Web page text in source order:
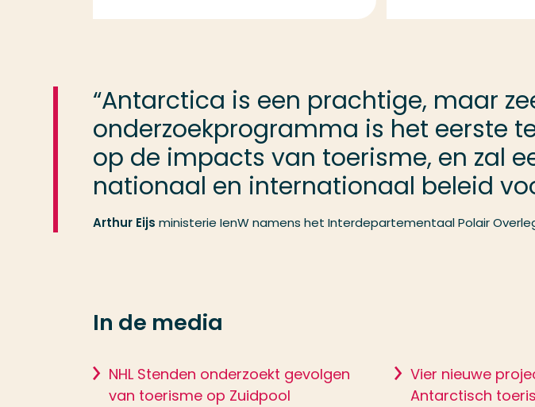
“Antarctica is een prachtige, maar
onderzoekprogramma is het eerste
op de impacts van toerisme, en zal
nationaal en internationaal beleid
Arthur Eijs ministerie IenW namens het Interdepartementaal Polair
In de media
NHL Stenden onderzoekt gevolgen
van toerisme op Zuidpool
Vier nieuwe
Antarctisch